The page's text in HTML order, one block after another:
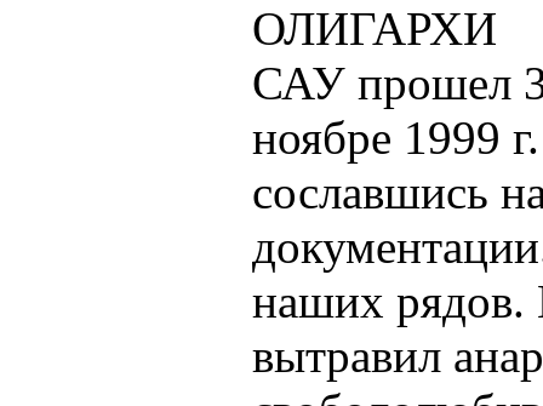
ОЛИГАРХИ
САУ прошел
ноябре 1999
сославшись
наших рядов.
вытравил